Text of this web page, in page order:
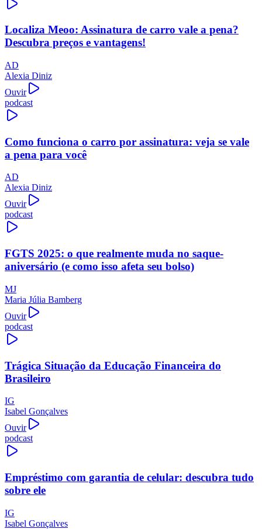
Localiza Meoo: Assinatura de carro vale a pena?
Descubra preços e vantagens!
AD
Alexia Diniz
Ouvir
podcast
Como funciona o carro por assinatura: veja se vale
a pena para você
AD
Alexia Diniz
Ouvir
podcast
FGTS 2025: o que realmente muda no saque-
aniversário (e como isso afeta seu bolso)
MJ
Maria Júlia Bamberg
Ouvir
podcast
Trágica Situação da Educação Financeira do
Brasileiro
IG
Isabel Gonçalves
Ouvir
podcast
Empréstimo com garantia de celular: descubra tudo
sobre ele
IG
Isabel Gonçalves